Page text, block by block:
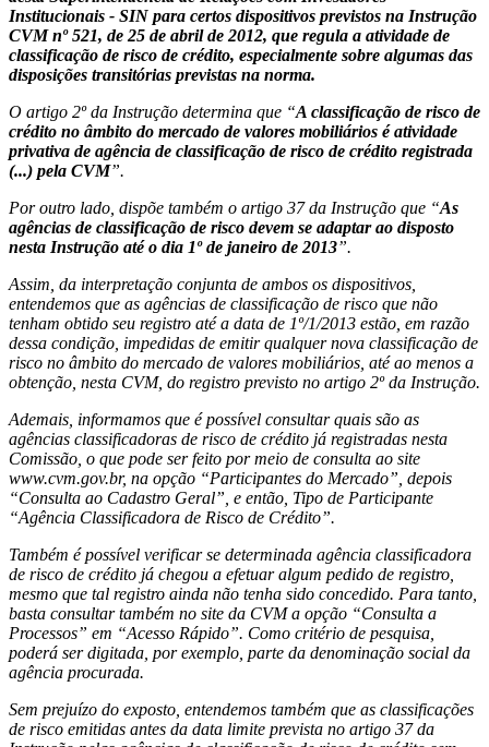
Institucionais - SIN para certos dispositivos previstos na Instrução
CVM nº 521, de 25 de abril de 2012, que regula a atividade de
classificação de risco de crédito, especialmente sobre algumas das
disposições transitórias previstas na norma.
O artigo 2º da Instrução determina que “A classificação de risco de
crédito no âmbito do mercado de valores mobiliários é atividade
privativa de agência de classificação de risco de crédito registrada
(...) pela CVM”.
Por outro lado, dispõe também o artigo 37 da Instrução que “As
agências de classificação de risco devem se adaptar ao disposto
nesta Instrução até o dia 1º de janeiro de 2013”.
Assim, da interpretação conjunta de ambos os dispositivos,
entendemos que as agências de classificação de risco que não
tenham obtido seu registro até a data de 1º/1/2013 estão, em razão
dessa condição, impedidas de emitir qualquer nova classificação de
risco no âmbito do mercado de valores mobiliários, até ao menos a
obtenção, nesta CVM, do registro previsto no artigo 2º da Instrução.
Ademais, informamos que é possível consultar quais são as
agências classificadoras de risco de crédito já registradas nesta
Comissão, o que pode ser feito por meio de consulta ao site
www.cvm.gov.br, na opção “Participantes do Mercado”, depois
“Consulta ao Cadastro Geral”, e então, Tipo de Participante
“Agência Classificadora de Risco de Crédito”.
Também é possível verificar se determinada agência classificadora
de risco de crédito já chegou a efetuar algum pedido de registro,
mesmo que tal registro ainda não tenha sido concedido. Para tanto,
basta consultar também no site da CVM a opção “Consulta a
Processos” em “Acesso Rápido”. Como critério de pesquisa,
poderá ser digitada, por exemplo, parte da denominação social da
agência procurada.
Sem prejuízo do exposto, entendemos também que as classificações
de risco emitidas antes da data limite prevista no artigo 37 da